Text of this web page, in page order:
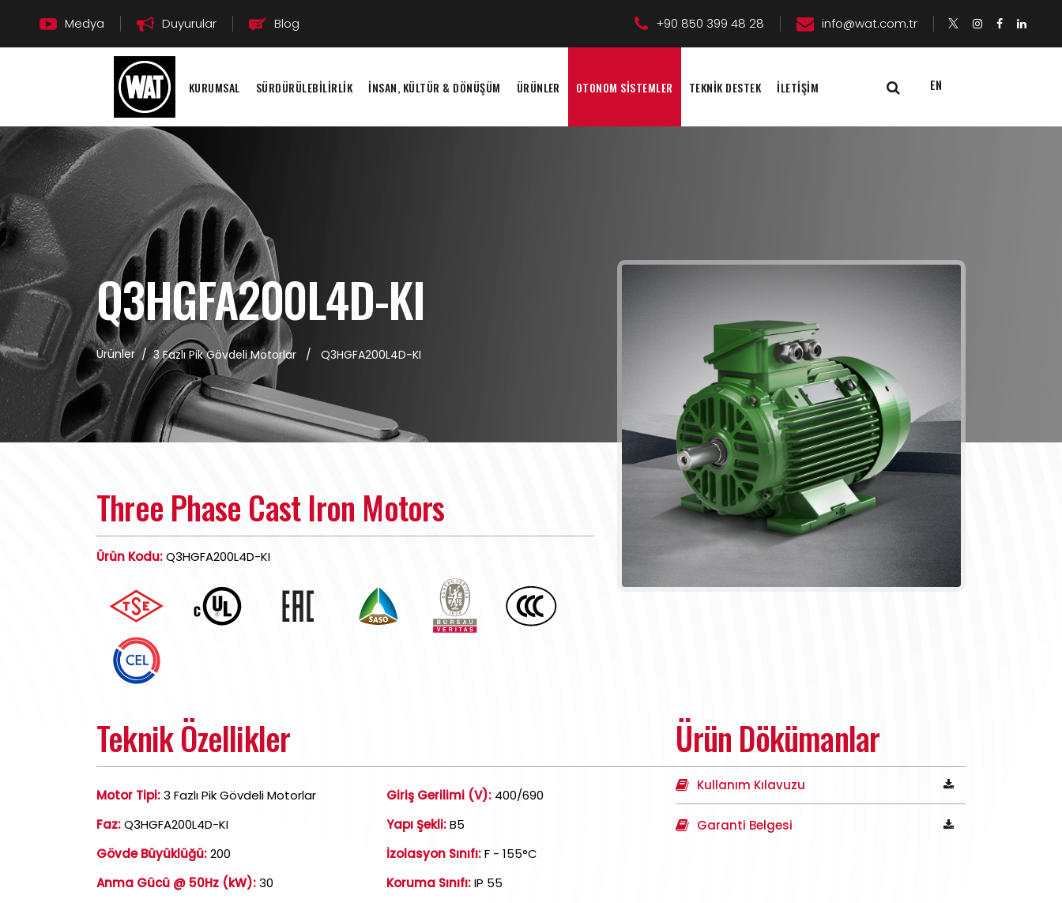
Medya Duyurular Blog +90 850 399 48 28 info@wat.com.tr
KURUMSAL SÜRDÜRÜLEBİLİRLİK İNSAN, KÜLTÜR & DÖNÜŞÜM ÜRÜNLER OTONOM SİSTEMLER TEKNİK DESTEK İLETİŞİM EN
Q3HGFA200L4D-KI
Ürünler/3 Fazlı Pik Gövdeli Motorlar / Q3HGFA200L4D-KI
Three Phase Cast Iron Motors
Ürün Kodu:Q3HGFA200L4D-KI
Teknik Özellikler
Motor Tipi:3 Fazlı Pik Gövdeli Motorlar
Faz:Q3HGFA200L4D-KI
Gövde Büyüklüğü:200
Anma Gücü @ 50Hz (kW):30
Giriş Gerilimi (V):400/690
Yapı Şekli:B5
İzolasyon Sınıfı:F - 155°C
Koruma Sınıfı:IP 55
Ürün Dökümanlar
Kullanım Kılavuzu
Garanti Belgesi